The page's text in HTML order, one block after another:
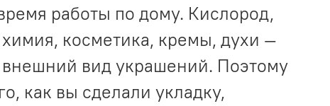
работы по дому. Кислород,
косметика, кремы, духи —
внешний вид украшений. Поэтому
как вы сделали укладку,